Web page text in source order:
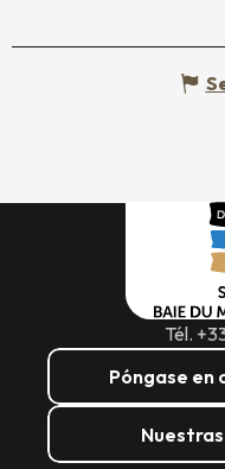
Tél.
Póngase en